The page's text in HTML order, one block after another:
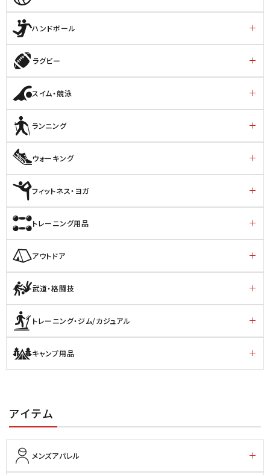
ハンドボール
ラグビー
スイム・競泳
ランニング
ウォーキング
フィットネス・ヨガ
トレーニング用品
アウトドア
武道・格闘技
トレーニング・ジム/カジュアル
キャンプ用品
アイテム
メンズアパレル